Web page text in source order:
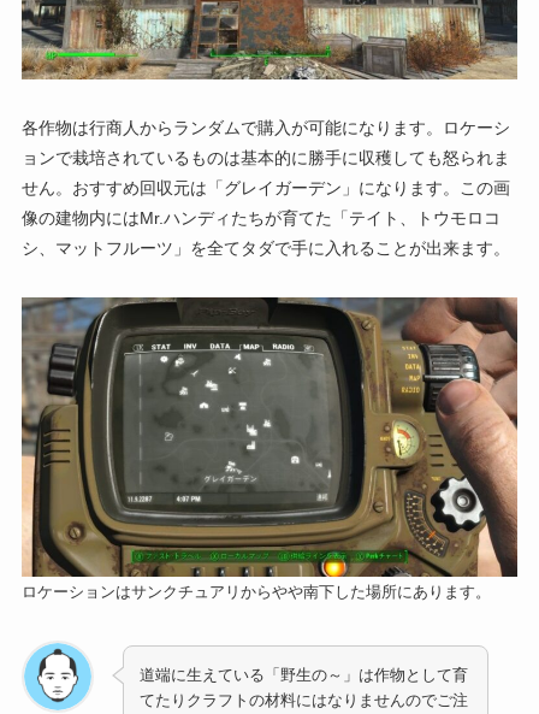
各作物は行商人からランダムで購入が可能になります。ロケーシ
ョンで栽培されているものは基本的に勝手に収穫しても怒られま
せん。おすすめ回収元は「グレイガーデン」になります。この画
像の建物内にはMr.ハンディたちが育てた「テイト、トウモロコ
シ、マットフルーツ」を全てタダで手に入れることが出来ます。
ロケーションはサンクチュアリからやや南下した場所にあります。
道端に生えている「野生の～」は作物として育
てたりクラフトの材料にはなりませんのでご注